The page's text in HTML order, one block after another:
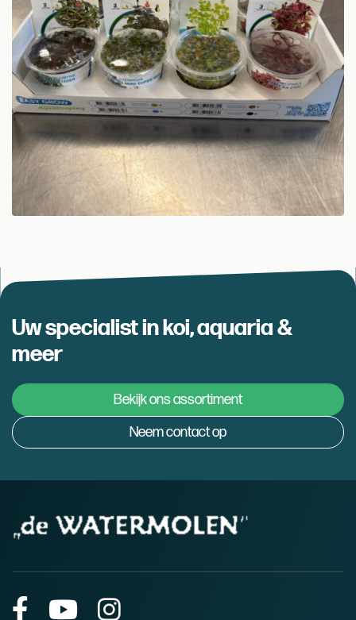
Uw specialist in koi, aquaria &
meer
Bekijk ons assortiment
Neem contact op